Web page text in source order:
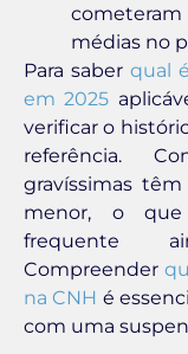
médias no
Para saber qual
em 2025
verificar o
referência.
gravíssimas
menor, o
frequente
Compreender
na CNH é
com uma